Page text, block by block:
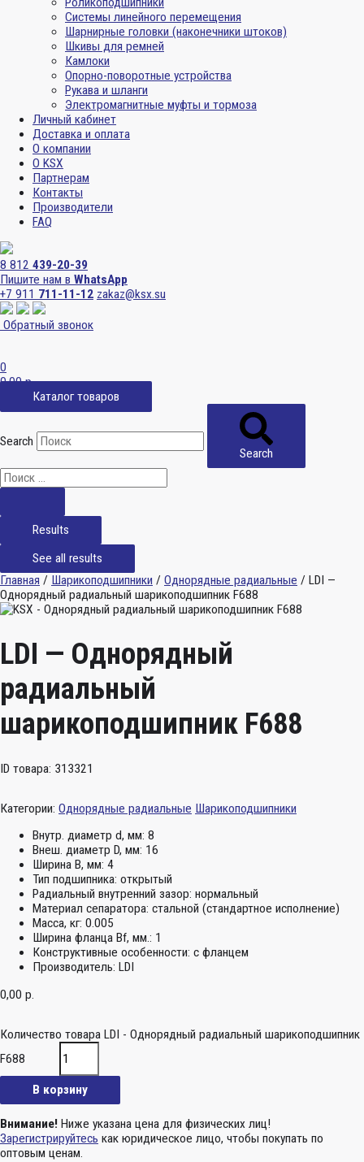
Системы линейного перемещения
Шарнирные головки (наконечники штоков)
Шкивы для ремней
Камлоки
Опорно-поворотные устройства
Рукава и шланги
Электромагнитные муфты и тормоза
Личный кабинет
Доставка и оплата
О компании
О KSX
Партнерам
Контакты
Производители
FAQ
8 812 439-20-39
Пишите нам в WhatsApp
+7 911 711-11-12 zakaz@ksx.su
Обратный звонок
0
0,00р.
Каталог товаров
Search
Search
Results
See all results
Главная / Шарикоподшипники / Однорядные радиальные / LDI —
Однорядный радиальный шарикоподшипник F688
LDI — Однорядный
радиальный
шарикоподшипник F688
ID товара: 313321
Категории: Однорядные радиальные Шарикоподшипники
Внутр. диаметр d, мм: 8
Внеш. диаметр D, мм: 16
Ширина B, мм: 4
Тип подшипника: открытый
Радиальный внутренний зазор: нормальный
Материал сепаратора: стальной (стандартное исполнение)
Масса, кг: 0.005
Ширина фланца Bf, мм.: 1
Конструктивные особенности: с фланцем
Производитель: LDI
0,00 р.
Количество товара LDI - Однорядный радиальный шарикоподшипник
F688
В корзину
Внимание! Ниже указана цена для физических лиц!
Зарегистрируйтесь как юридическое лицо, чтобы покупать по
оптовым ценам.